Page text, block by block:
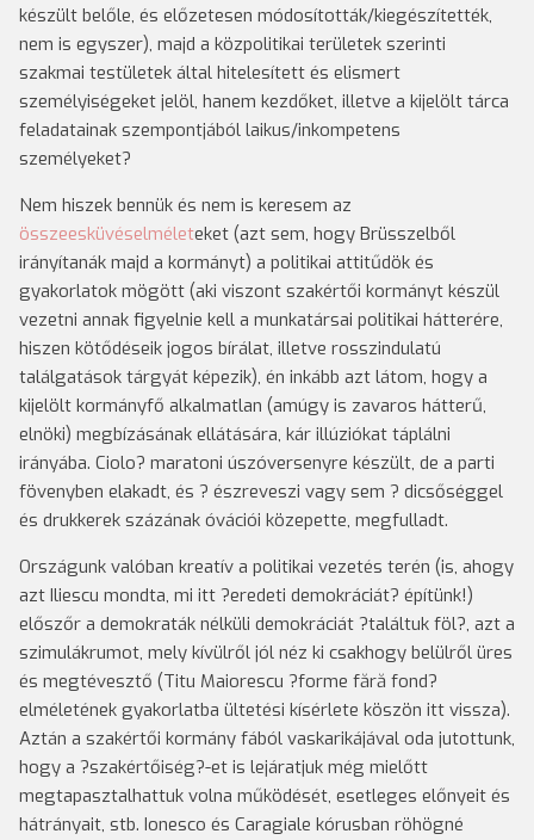
készült belőle, és előzetesen módosították/kiegészítették,
nem is egyszer), majd a közpolitikai területek szerinti
szakmai testületek által hitelesített és elismert
személyiségeket jelöl, hanem kezdőket, illetve a kijelölt tárca
feladatainak szempontjából laikus/inkompetens
személyeket?
Nem hiszek bennük és nem is keresem az
összeesküvéselméleteket (azt sem, hogy Brüsszelből
irányítanák majd a kormányt) a politikai attitűdök és
gyakorlatok mögött (aki viszont szakértői kormányt készül
vezetni annak figyelnie kell a munkatársai politikai hátterére,
hiszen kötődéseik jogos bírálat, illetve rosszindulatú
találgatások tárgyát képezik), én inkább azt látom, hogy a
kijelölt kormányfő alkalmatlan (amúgy is zavaros hátterű,
elnöki) megbízásának ellátására, kár illúziókat táplálni
irányába. Ciolo? maratoni úszóversenyre készült, de a parti
fövenyben elakadt, és ? észreveszi vagy sem ? dicsőséggel
és drukkerek százának óvációi közepette, megfulladt.
Országunk valóban kreatív a politikai vezetés terén (is, ahogy
azt Iliescu mondta, mi itt ?eredeti demokráciát? építünk!)
előszőr a demokraták nélküli demokráciát ?találtuk föl?, azt a
szimulákrumot, mely kívülről jól néz ki csakhogy belülről üres
és megtévesztő (Titu Maiorescu ?forme fără fond?
elméletének gyakorlatba ültetési kísérlete köszön itt vissza).
Aztán a szakértői kormány fából vaskarikájával oda jutottunk,
hogy a ?szakértőiség?-et is lejáratjuk még mielőtt
megtapasztalhattuk volna működését, esetleges előnyeit és
hátrányait, stb. Ionesco és Caragiale kórusban röhögné